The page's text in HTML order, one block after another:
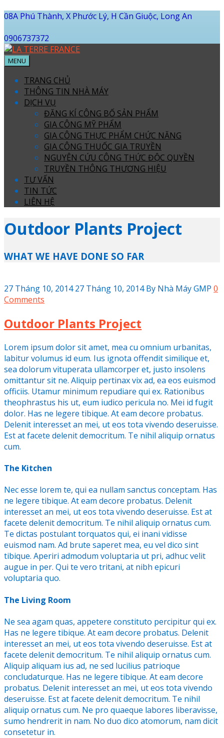
08A Phú Thành, X Phước Lý, H Cần Giuộc, Long An
0906737372
MENU
TRANG CHỦ
THÔNG TIN NHÀ MÁY
DỊCH VỤ
ĐĂNG KÍ CÔNG BỐ SẢN PHẨM
GIA CÔNG MỸ PHẨM
GIA CÔNG THỰC PHẨM CHỨC NĂNG
GIA CÔNG THUỐC GIA TRUYỀN
NGUYÊN CỨU CÔNG THỨC ĐỘC QUYỀN
TRUYỀN THÔNG THƯƠNG HIỆU
TƯ VẤN
TIN TỨC
LIÊN HỆ
Outdoor Plants Project
WHAT WE HAVE DONE SO FAR
27 Tháng 10, 2014 27 Tháng 10, 2014 By Nhà Máy GMP 0
Comments
Outdoor Plants Project
Lorem ipsum dolor sit amet, mea cu omnium urbanitas,
labitur volumus id eum. Ius ignota offendit similique et,
sea dolorum vituperata ullamcorper et, justo insolens
omittantur sit ne. Aliquip pertinax vix ad, ea eos euismod
officiis. Utamur minimum repudiare qui ex. Rationibus
theophrastus his ut, eum iudico pericula no. Mei id fugit
dolor. Has ne legere tibique. At eam decore probatus.
Delenit interesset an mei, ut eos tota vivendo deseruisse.
Est at facete delenit democritum. Te nihil aliquip ornatus
cum.
The Kitchen
Nec esse lorem te, qui ea nullam sanctus conceptam. Has
ne legere tibique. At eam decore probatus. Delenit
interesset an mei, ut eos tota vivendo deseruisse. Est at
facete delenit democritum. Te nihil aliquip ornatus cum.
Te dictas postulant torquatos qui, ei inani vidisse
euismod nam. Ad brute saperet mea, eu vel dico sint
tibique. Aperiri admodum voluptaria ut pri, adhuc velit
augue in per. Qui te vero tritani, at nibh epicuri
voluptaria quo.
The Living Room
Ne sea agam quas, appetere constituto percipitur qui ex.
Has ne legere tibique. At eam decore probatus. Delenit
interesset an mei, ut eos tota vivendo deseruisse. Est at
facete delenit democritum. Te nihil aliquip ornatus cum.
Aliquip aliquam ius ad, ne sed lucilius patrioque
concludaturque. Has ne legere tibique. At eam decore
probatus. Delenit interesset an mei, ut eos tota vivendo
deseruisse. Est at facete delenit democritum. Te nihil
aliquip ornatus cum. Ne pro quaeque labores liberavisse,
sumo hendrerit in nam. No duo dico atomorum, nam dicit
consetetur in.